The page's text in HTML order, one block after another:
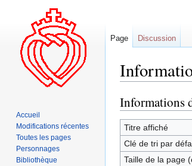
Aller
à
la
navigation
Aller
à
la
recherche
Informations
Titre affiché
Clé de tri par
Taille de la page
Page Discussion
Accueil
Modifications récentes
Toutes les pages
Personnages
Bibliothèque